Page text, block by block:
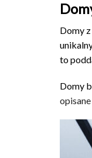
Domy
to
Domy